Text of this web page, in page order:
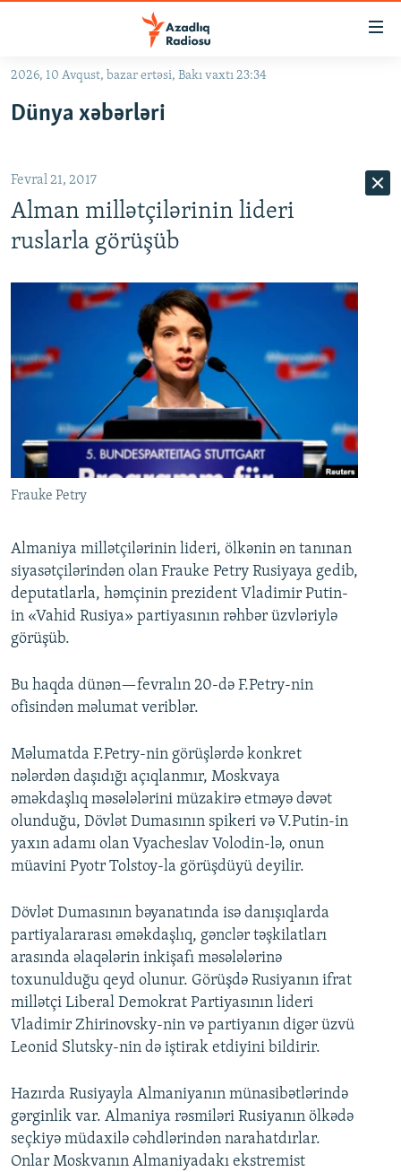
Əsas
qayıt
qayıt
Axtarışa
#İZAHLA
QANUNI DOĞRU
ARAŞDIRMA
VIDEO
İNFOQRAFIKA
KARIKATURA
RADIO ARXIV
AZƏRBAYCAN ƏDƏBIYYATI KITABXANASI
İSLAM VƏ DEMOKRATIYA
HAQQIMIZDA
MISSIYAMIZ
PEŞƏ ETIKASI VƏ JURNALISTIKA STANDARTLARIMIZ
BIZIMLƏ ƏLAQƏ
XƏBƏR BÜLLETENLƏRIMIZ
BIZI IZLƏ
2026, 10 Avqust, bazar ertəsi, Bakı vaxtı 23:34
Dünya xəbərləri
Fevral 21, 2017
Alman millətçilərinin lideri
ruslarla görüşüb
Frauke Petry
Almaniya millətçilərinin lideri, ölkənin ən tanınan
siyasətçilərindən olan Frauke Petry Rusiyaya gedib,
deputatlarla, həmçinin prezident Vladimir Putin-
in «Vahid Rusiya» partiyasının rəhbər üzvləriylə
görüşüb.
Bu haqda dünən—fevralın 20-də F.Petry-nin
ofisindən məlumat veriblər.
Məlumatda F.Petry-nin görüşlərdə konkret
nələrdən daşıdığı açıqlanmır, Moskvaya
əməkdaşlıq məsələlərini müzakirə etməyə dəvət
olunduğu, Dövlət Dumasının spikeri və V.Putin-in
yaxın adamı olan Vyacheslav Volodin-lə, onun
müavini Pyotr Tolstoy-la görüşdüyü deyilir.
Dövlət Dumasının bəyanatında isə danışıqlarda
partiyalararası əməkdaşlıq, gənclər təşkilatları
arasında əlaqələrin inkişafı məsələlərinə
toxunulduğu qeyd olunur. Görüşdə Rusiyanın ifrat
millətçi Liberal Demokrat Partiyasının lideri
Vladimir Zhirinovsky-nin və partiyanın digər üzvü
Leonid Slutsky-nin də iştirak etdiyini bildirir.
Hazırda Rusiyayla Almaniyanın münasibətlərində
gərginlik var. Almaniya rəsmiləri Rusiyanın ölkədə
seçkiyə müdaxilə cəhdlərindən narahatdırlar.
Onlar Moskvanın Almaniyadakı ekstremist